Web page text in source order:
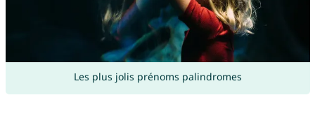
Les plus jolis prénoms palindromes